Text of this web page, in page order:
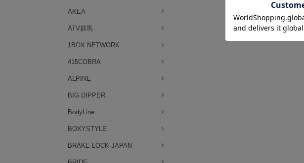
AKEA
ATV群馬
1BOX NETWORK
415COBRA
ALPINE
BIG DIPPER
BodyLine
BOXYSTYLE
BRAKE LOCK JAPAN